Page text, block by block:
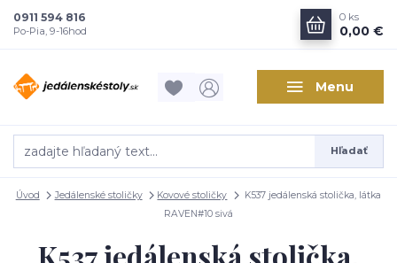
Menu
Hľadať
0911 594 816
Po-Pia, 9-16hod
0 ks
0,00 €
Úvod Jedálenské stoličky Kovové stoličky
K537 jedálenská stolička, látka
RAVEN#10 sivá